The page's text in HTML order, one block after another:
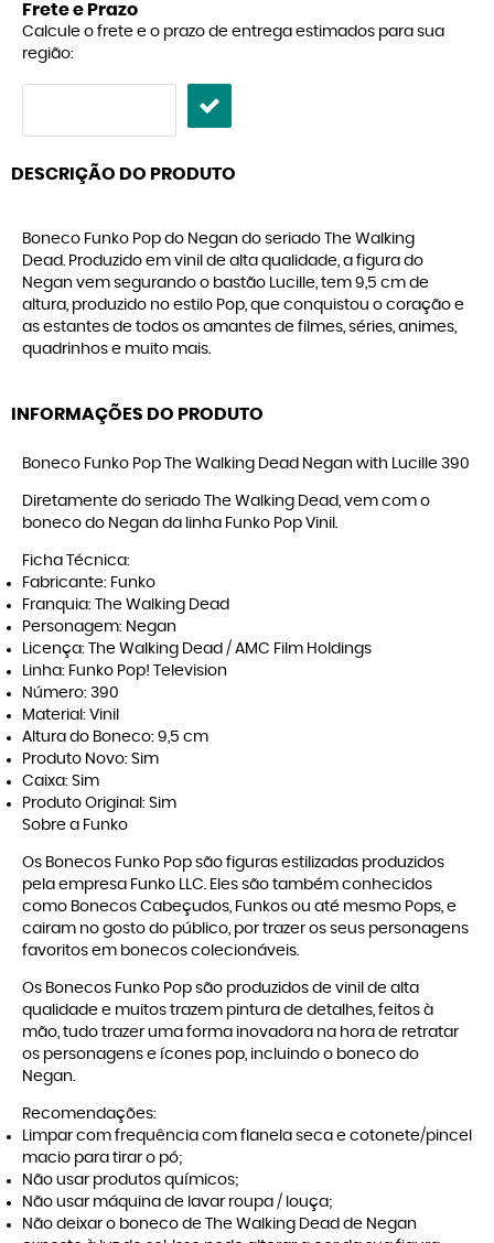
Frete e Prazo
Calcule o frete e o prazo de entrega estimados para sua
região:
DESCRIÇÃO DO PRODUTO
Boneco Funko Pop do Negan do seriado The Walking
Dead. Produzido em vinil de alta qualidade, a figura do
Negan vem segurando o bastão Lucille, tem 9,5 cm de
altura, produzido no estilo Pop, que conquistou o coração e
as estantes de todos os amantes de filmes, séries, animes,
quadrinhos e muito mais.
INFORMAÇÕES DO PRODUTO
Boneco Funko Pop The Walking Dead Negan with Lucille 390
Diretamente do seriado The Walking Dead, vem com o
boneco do Negan da linha Funko Pop Vinil.
Ficha Técnica:
Fabricante: Funko
Franquia: The Walking Dead
Personagem: Negan
Licença: The Walking Dead / AMC Film Holdings
Linha: Funko Pop! Television
Número: 390
Material: Vinil
Altura do Boneco: 9,5 cm
Produto Novo: Sim
Caixa: Sim
Produto Original: Sim
Sobre a Funko
Os Bonecos Funko Pop são figuras estilizadas produzidos
pela empresa Funko LLC. Eles são também conhecidos
como Bonecos Cabeçudos, Funkos ou até mesmo Pops, e
cairam no gosto do público, por trazer os seus personagens
favoritos em bonecos colecionáveis.
Os Bonecos Funko Pop são produzidos de vinil de alta
qualidade e muitos trazem pintura de detalhes, feitos à
mão, tudo trazer uma forma inovadora na hora de retratar
os personagens e ícones pop, incluindo o boneco do
Negan.
Recomendações:
Limpar com frequência com flanela seca e cotonete/pincel
macio para tirar o pó;
Não usar produtos químicos;
Não usar máquina de lavar roupa / louça;
Não deixar o boneco de The Walking Dead de Negan